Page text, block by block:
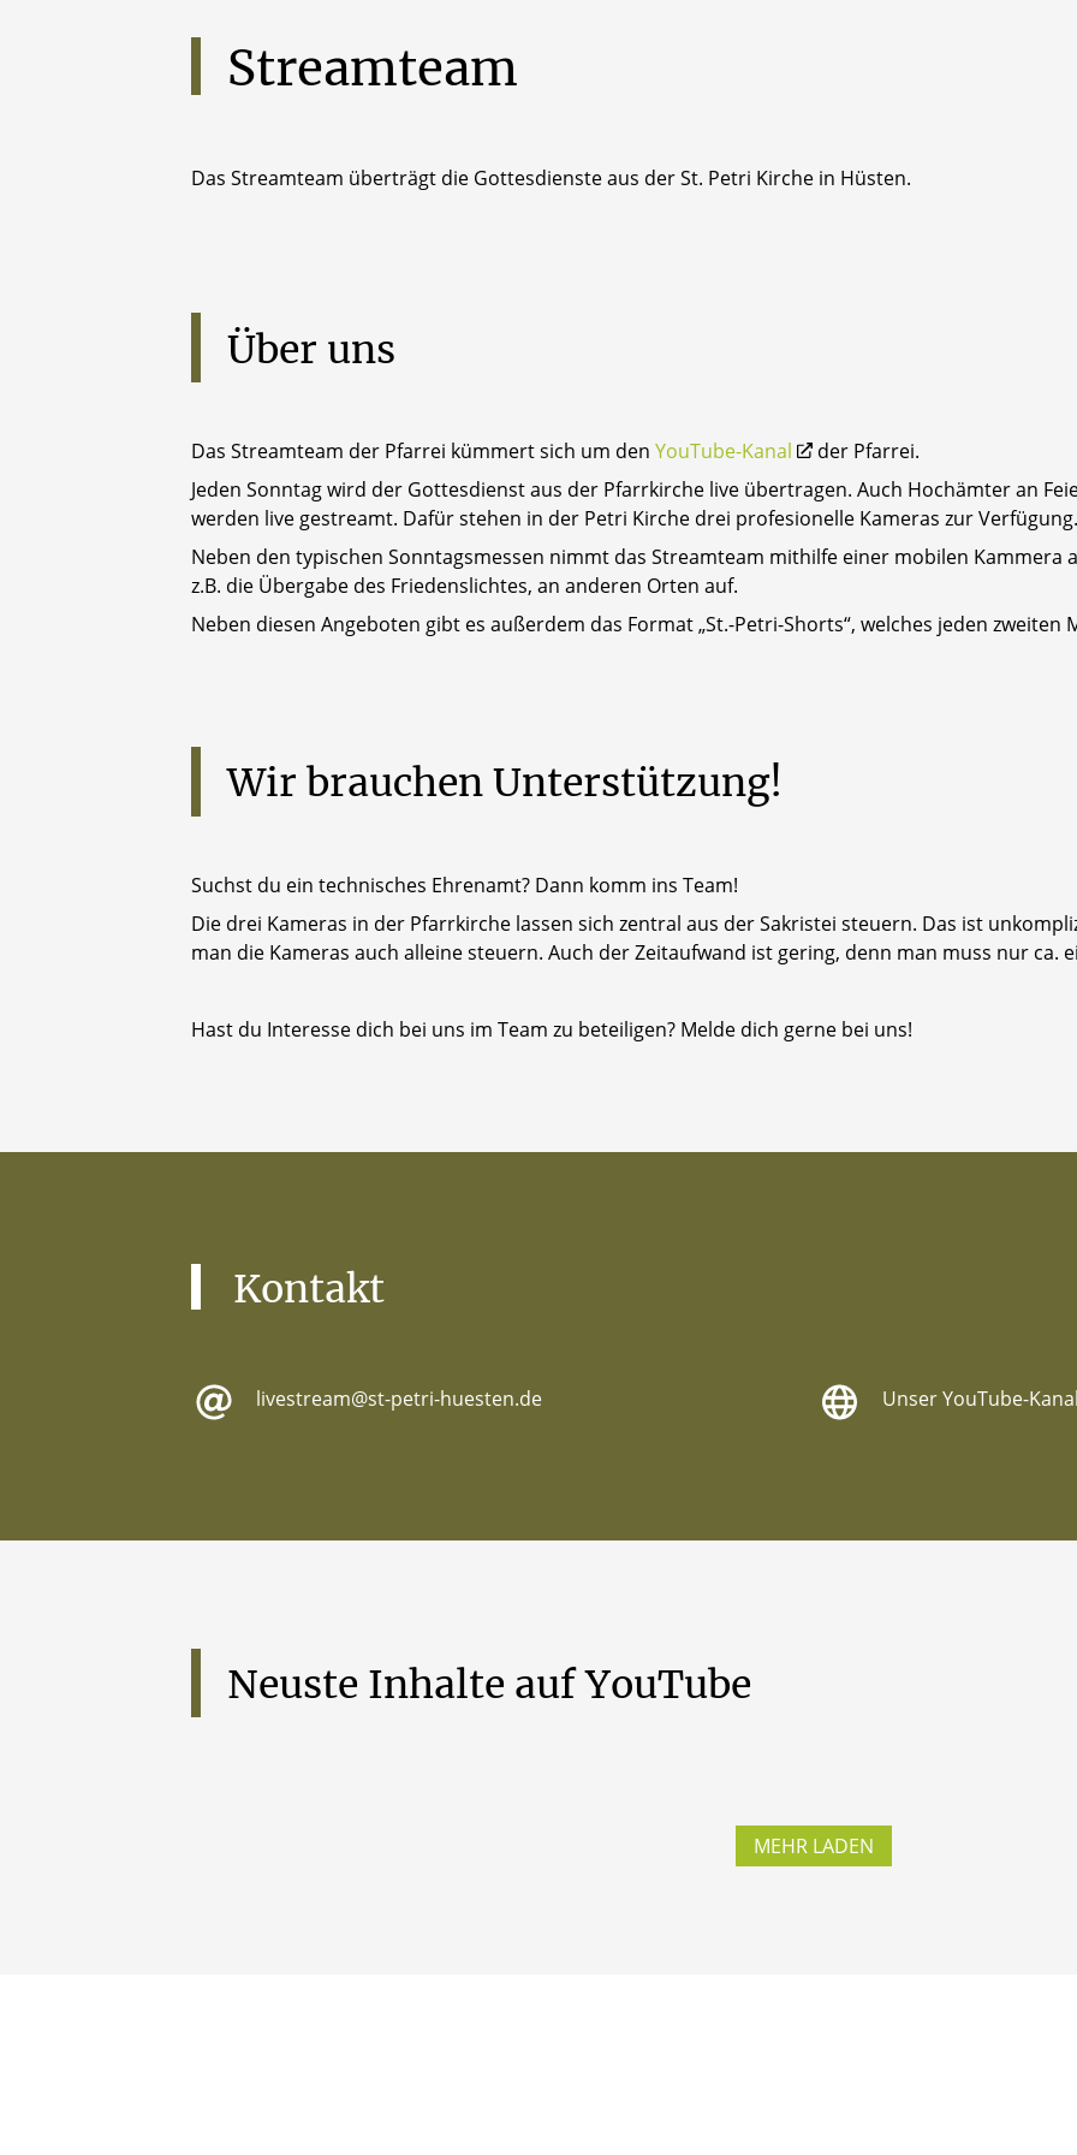
Streamteam
Das Streamteam überträgt die Gottesdienste aus der St. Petri Kirche in Hüsten.
Über uns
Das Streamteam der Pfarrei kümmert sich um den YouTube-Kanal
der Pfarrei.
Jeden Sonntag wird der Gottesdienst aus der Pfarrkirche live übertragen. Auch Hochämter an
werden live gestreamt. Dafür stehen in der Petri Kirche drei profesionelle Kameras zur Verfügung.
Neben den typischen Sonntagsmessen nimmt das Streamteam mithilfe einer mobilen Kammera
z.B. die Übergabe des Friedenslichtes, an anderen Orten auf.
Neben diesen Angeboten gibt es außerdem das Format „St.-Petri-Shorts“, welches jeden zweiten
Wir brauchen Unterstützung!
Suchst du ein technisches Ehrenamt? Dann komm ins Team!
Die drei Kameras in der Pfarrkirche lassen sich zentral aus der Sakristei steuern. Das ist
man die Kameras auch alleine steuern. Auch der Zeitaufwand ist gering, denn man muss nur ca.
Hast du Interesse dich bei uns im Team zu beteiligen? Melde dich gerne bei uns!
Kontakt
livestream@st-petri-huesten.de Unser YouTube-
Neuste Inhalte auf YouTube
MEHR LADEN